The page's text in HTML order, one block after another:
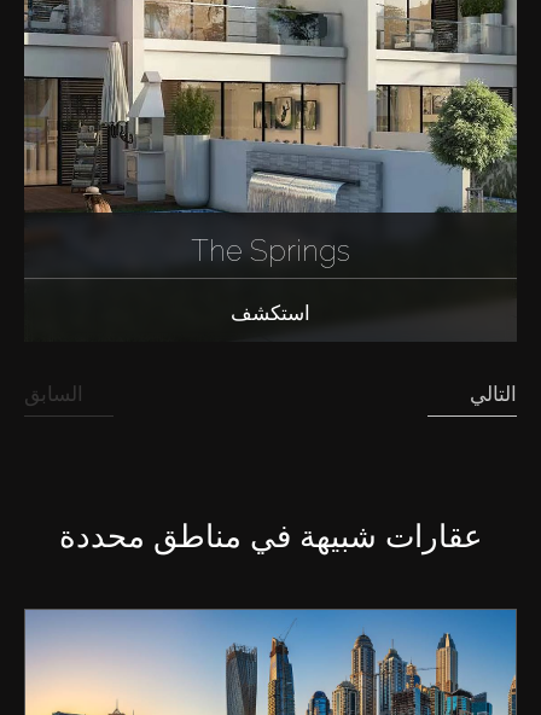
The Springs
استكشف
السابق التالي
عقارات شبيهة في مناطق محددة